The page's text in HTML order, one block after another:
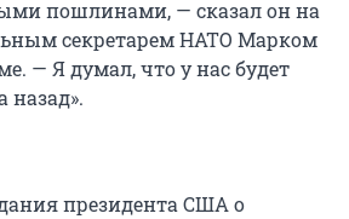
пошлинами, — сказал он на
секретарем НАТО Марком
— Я думал, что у нас будет
назад».
президента США о